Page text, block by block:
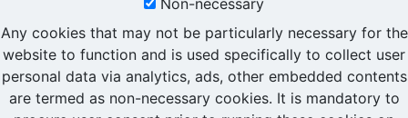
Non-necessary
Any cookies that may not be particularly necessary for the
website to function and is used specifically to collect user
personal data via analytics, ads, other embedded contents
are termed as non-necessary cookies. It is mandatory to